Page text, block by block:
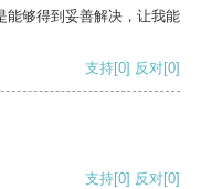
能够得到妥善解决，让我能
支持[0] 反对[0]
支持[0] 反对[0]